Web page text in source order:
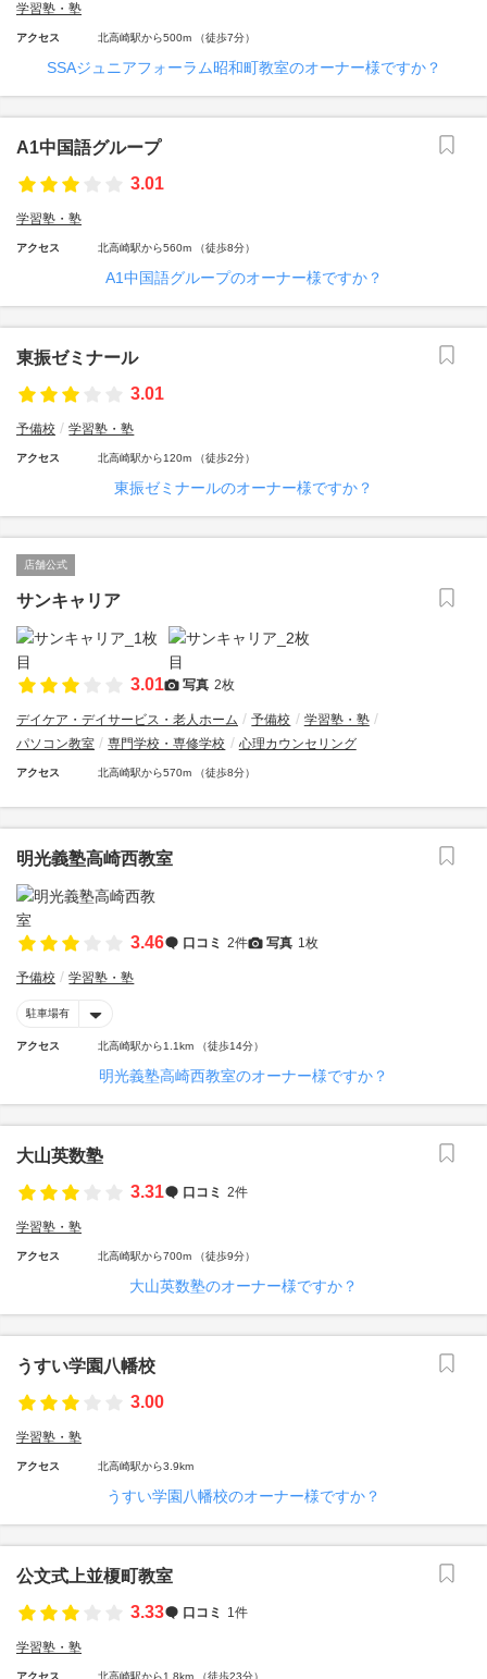
学習塾・塾
アクセス 北高崎駅から500m （徒歩7分）
SSAジュニアフォーラム昭和町教室のオーナー様ですか？
A1中国語グループ
3.01
学習塾・塾
アクセス 北高崎駅から560m （徒歩8分）
A1中国語グループのオーナー様ですか？
東振ゼミナール
3.01
予備校 学習塾・塾
アクセス 北高崎駅から120m （徒歩2分）
東振ゼミナールのオーナー様ですか？
店舗公式
サンキャリア
3.01 写真 2枚
デイケア・デイサービス・老人ホーム 予備校
学習塾・塾
パソコン教室
専門学校・専修学校 心理カウンセリング
アクセス 北高崎駅から570m （徒歩8分）
明光義塾高崎西教室
3.46 口コミ 2件 写真 1枚
予備校 学習塾・塾
駐車場有
アクセス 北高崎駅から1.1km （徒歩14分）
明光義塾高崎西教室のオーナー様ですか？
大山英数塾
3.31
口コミ 2件
学習塾・塾
アクセス 北高崎駅から700m （徒歩9分）
大山英数塾のオーナー様ですか？
うすい学園八幡校
3.00
学習塾・塾
アクセス 北高崎駅から3.9km
うすい学園八幡校のオーナー様ですか？
公文式上並榎町教室
3.33
口コミ 1件
学習塾・塾
アクセス 北高崎駅から1.8km （徒歩23分）